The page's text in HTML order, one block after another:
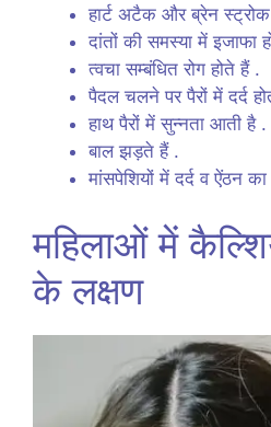
हार्ट अटैक और ब्रेन
दांतों की समस्या में इजाफा
त्वचा सम्बंधित रोग होते हैं .
पैदल चलने पर पैरों में दर्द
हाथ पैरों में सुन्नता आती है .
बाल झड़ते हैं .
मांसपेशियों में दर्द व ऐंठन
महिलाओं में
के लक्षण